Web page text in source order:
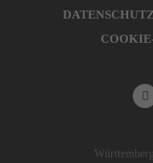
DATENSCHUTZ